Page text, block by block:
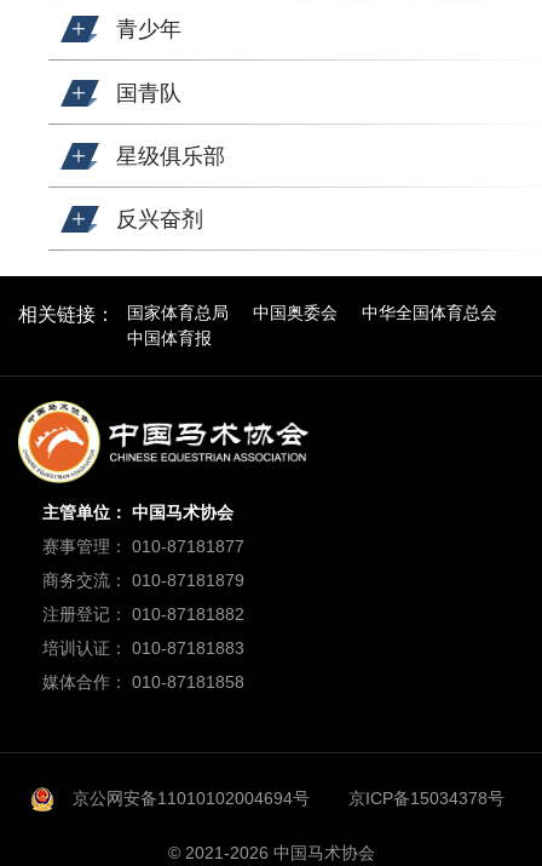
青少年
国青队
星级俱乐部
反兴奋剂
相关链接： 国家体育总局 中国奥委会
中华全国体育总会
中国体育报
主管单位： 中国马术协会
赛事管理： 010-87181877
商务交流： 010-87181879
注册登记： 010-87181882
培训认证： 010-87181883
媒体合作： 010-87181858
京公网安备11010102004694号 京ICP备15034378号
© 2021-2026 中国马术协会